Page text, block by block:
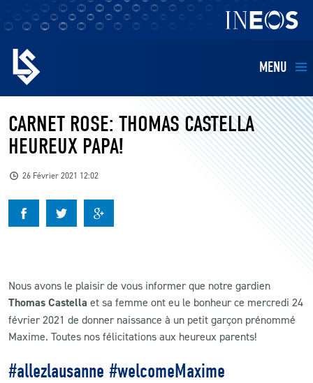
MENU
EQUIPES
BILLETTERIE
KIDS
RESTAURATION
CLUB
CARNET ROSE: THOMAS CASTELLA
HEUREUX PAPA!
26 Février 2021 12:02
Nous avons le plaisir de vous informer que notre gardien
Thomas Castella et sa femme ont eu le bonheur ce mercredi 24
février 2021 de donner naissance à un petit garçon prénommé
Maxime. Toutes nos félicitations aux heureux parents!
#allezlausanne #welcomeMaxime